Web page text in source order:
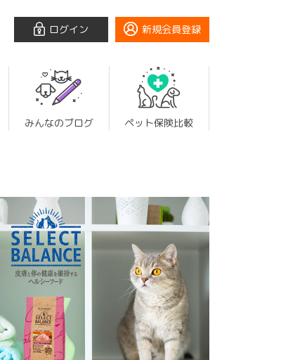
ログイン 新規会員登録
みんなのブログ ペット保険比較